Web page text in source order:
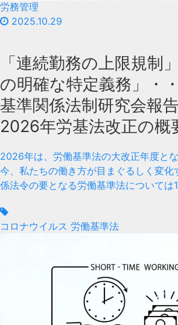
労務管理
2025.10.29
「連続勤務の上限規制
の明確な特定義務」・
基準関係法制研究会報
2026年労基法改正の概
2026年は、労働基準法の大改正年度と
今、私たちの働き方が目まぐるしく変化
係法令の要となる労働基準法については
コロナウイルス 労働基準法